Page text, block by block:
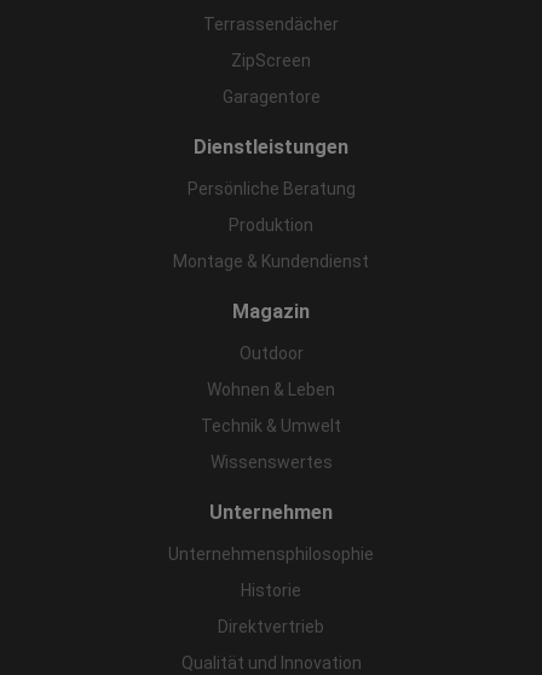
Terrassendächer
ZipScreen
Garagentore
Dienstleistungen
Persönliche Beratung
Produktion
Montage & Kundendienst
Magazin
Outdoor
Wohnen & Leben
Technik & Umwelt
Wissenswertes
Unternehmen
Unternehmensphilosophie
Historie
Direktvertrieb
Qualität und Innovation